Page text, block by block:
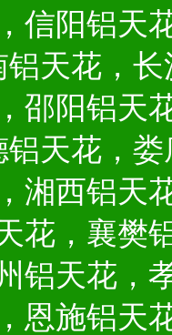
信阳铝天
天花，
邵阳铝天
铝天花，
湘西铝天
花，襄樊
铝天花，
恩施铝天